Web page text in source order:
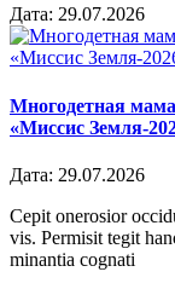
Дата: 29.07.2026
Многодетная
«Миссис Земля-
Дата: 29.07.2026
Cepit onerosior
vis. Permisit tegit
minantia cognati